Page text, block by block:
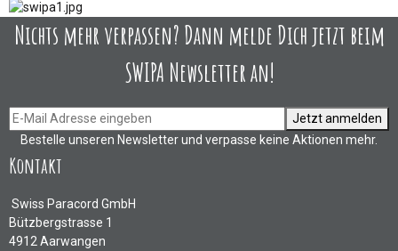
Nichts mehr verpassen? Dann melde Dich jetzt beim
SWIPA Newsletter an!
Jetzt anmelden
Bestelle unseren Newsletter und verpasse keine Aktionen mehr.
Kontakt
Swiss Paracord GmbH
Bützbergstrasse 1
4912 Aarwangen